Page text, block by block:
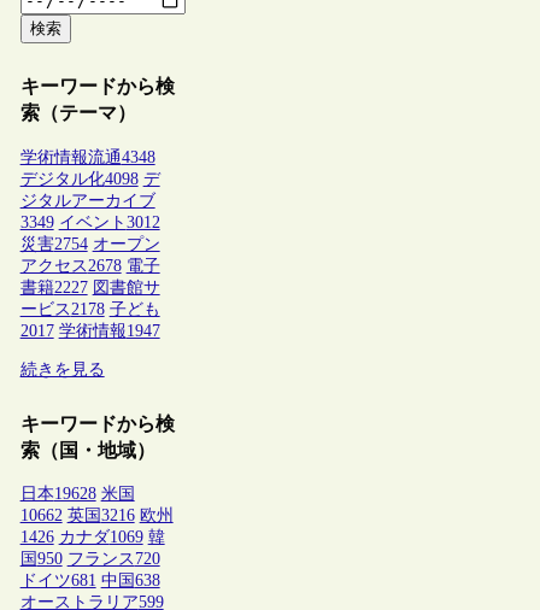
検索
キーワードから検
索（テーマ）
学術情報流通4348
デジタル化4098 デ
ジタルアーカイブ
3349 イベント 3012
災害2754 オープン
アクセス 2678 電子
書籍2227 図書館サ
ービス 2178 子ども
2017 学術情報1947
続きを見る
キーワードから検
索（国・地域）
日本19628 米国
10662 英国 3216 欧州
1426 カナダ1069 韓
国 950 フランス 720
ドイツ681 中国 638
オーストラリア599